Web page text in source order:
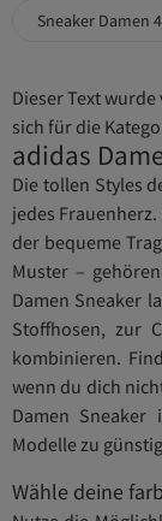
Sneaker Damen
Dieser Text
sich für die
adidas
Die tollen Styles
jedes
der bequeme
Muster –
Damen Sneaker
Stoffhosen, zur
kombinieren.
wenn du dich
Damen
Modelle zu
Wähle deine